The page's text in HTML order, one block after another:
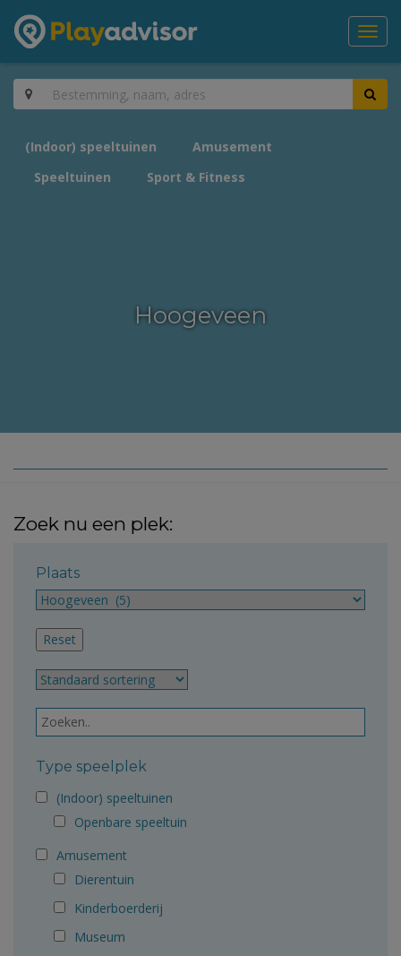
(Indoor) speeltuinen
Amusement
Speeltuinen
Sport & Fitness
Hoogeveen
Zoek nu een plek:
Plaats
Type speelplek
(Indoor) speeltuinen
Openbare speeltuin
Amusement
Dierentuin
Kinderboerderij
Museum